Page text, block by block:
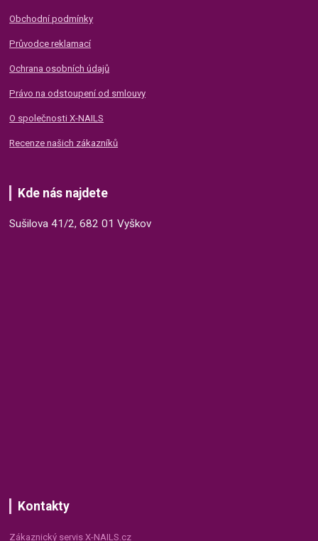
Obchodní podmínky
Průvodce reklamací
Ochrana osobních údajů
Právo na odstoupení od smlouvy
O společnosti X-NAILS
Recenze našich zákazníků
Kde nás najdete
Sušilova 41/2, 682 01 Vyškov
Kontakty
Zákaznický servis X-NAILS.cz